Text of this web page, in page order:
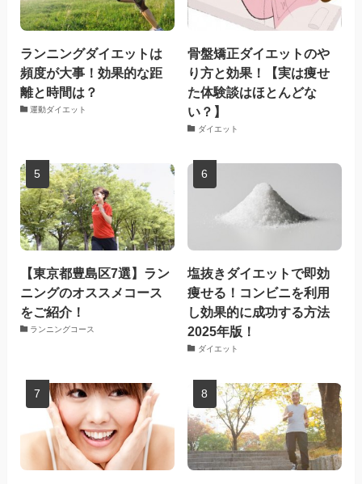
ランニングダイエットは
頻度が大事！効果的な距
離と時間は？
運動ダイエット
骨盤矯正ダイエットのや
り方と効果！【実は痩せ
た体験談はほとんどな
い？】
ダイエット
【東京都豊島区7選】ラン
ニングのオススメコース
をご紹介！
ランニングコース
塩抜きダイエットで即効
痩せる！コンビニを利用
し効果的に成功する方法
2025年版！
ダイエット